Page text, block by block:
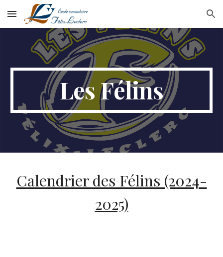
Skip to main content Skip to navigation
Les Félins
Calendrier des Félins (2024-
2025)